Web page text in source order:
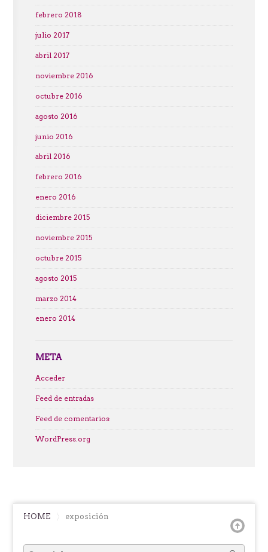
febrero 2018
julio 2017
abril 2017
noviembre 2016
octubre 2016
agosto 2016
junio 2016
abril 2016
febrero 2016
enero 2016
diciembre 2015
noviembre 2015
octubre 2015
agosto 2015
marzo 2014
enero 2014
META
Acceder
Feed de entradas
Feed de comentarios
WordPress.org
HOME exposición